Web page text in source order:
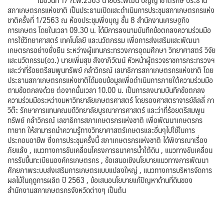
สภาเกษตรกรแห่งชาติ เป็นประธานเปิดและดำเนินการประชุมสภาเกษตรกรแห่ง
ชาติครั้งที่ 1/2563 ณ ห้องประชุมพึ่งบุญ ชั้น 8 สำนักงานเศรษฐกิจ
การเกษตร โดยในเวลา 09.30 น. ได้มีการลงนามบันทึกข้อตกลงความร่วมมือ
การใช้วิทยาศาสตร์ เทคโนโลยี และนวัตกรรม เพื่อการส่งเสริมและพัฒนา
เกษตรกรอย่างยั่งยืน ระหว่างผู้แทนกระทรวงการอุดมศึกษา วิทยาศาสตร์ วิจัย
และนวัตกรรม(อว.) นายเพิ่มสุข สัจจาภิวัฒน์ หัวหน้าผู้ตรวจราชการกระทรวงฯ
และว่าที่ร้อยตรีสมพูนทรัพย์ กล้าวิกรณ์ เลขาธิการสภาเกษตรกรแห่งชาติ โดย
ประธานสภาเกษตรกรแห่งชาติได้มอบข้อมูลเพื่อดำเนินการภายใต้ความร่วมมือ
ตามข้อตกลงด้วย ต่อจากนั้นเวลา 10.00 น. เป็นการลงนามบันทึกข้อตกลง
ความร่วมมือระหว่างมหาวิทยาลัยเกษตรศาสตร์ โดยรองศาสตราจารย์ลิลลี่ กา
วีต๊ะ รักษาการแทนคณบดีวิทยาลัยบูรณาการศาสตร์ และว่าที่ร้อยตรีสมพูน
ทรัพย์ กล้าวิกรณ์ เลขาธิการสภาเกษตรกรแห่งชาติ เพื่อพัฒนาเกษตรกร
ทายาท ให้สามารถนำความรู้ทางวิทยาศาสตร์เกษตรและอื่นๆไปใช้ในการ
ประกอบอาชีพ ซึ่งการประชุมครั้งนี้ สภาเกษตรกรแห่งชาติ ได้พิจารณาเรื่อง
ภัยแล้ง , แนวทางการขับเคลื่อนโครงการธนาคารน้ำใต้ดิน , แนวทางขับเคลื่อน
การรับขึ้นทะเบียนองค์กรเกษตรกร , ข้อเสนอเชิงนโยบายแนวทางการพัฒนา
ศักยภาพระบบส่งเสริมการเกษตรแบบแปลงใหญ่ , แนวทางการบริหารจัดการ
ผลไม้ในฤดูการผลิต ปี 2563 , ข้อเสนอนโยบายแก้ปัญหาด้านที่ดินของ
สำนักงานสภาเกษตรกรจังหวัดต่างๆ เป็นต้น